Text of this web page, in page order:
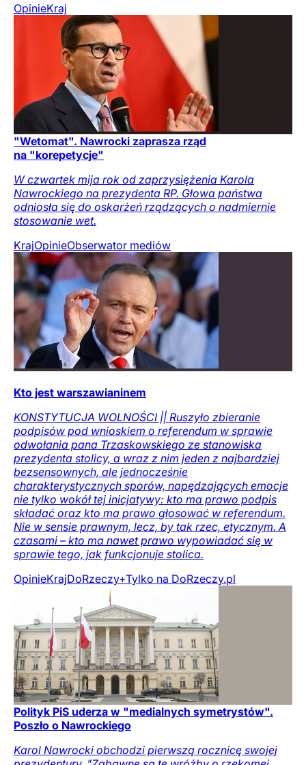
OpinieKraj
"Wetomat". Nawrocki zaprasza rząd
na "korepetycje"
W czwartek mija rok od zaprzysiężenia Karola
Nawrockiego na prezydenta RP. Głowa państwa
odniosła się do oskarżeń rządzących o nadmiernie
stosowanie wet.
KrajOpinieObserwator mediów
Kto jest warszawianinem
KONSTYTUCJA WOLNOŚCI || Ruszyło zbieranie
podpisów pod wnioskiem o referendum w sprawie
odwołania pana Trzaskowskiego ze stanowiska
prezydenta stolicy, a wraz z nim jeden z najbardziej
bezsensownych, ale jednocześnie
charakterystycznych sporów, napędzających emocje
nie tylko wokół tej inicjatywy: kto ma prawo podpis
składać oraz kto ma prawo głosować w referendum.
Nie w sensie prawnym, lecz, by tak rzec, etycznym. A
czasami – kto ma nawet prawo wypowiadać się w
sprawie tego, jak funkcjonuje stolica.
OpinieKrajDoRzeczy+Tylko na DoRzeczy.pl
Polityk PiS uderza w "medialnych symetrystów".
Poszło o Nawrockiego
Karol Nawrocki obchodzi pierwszą rocznicę swojej